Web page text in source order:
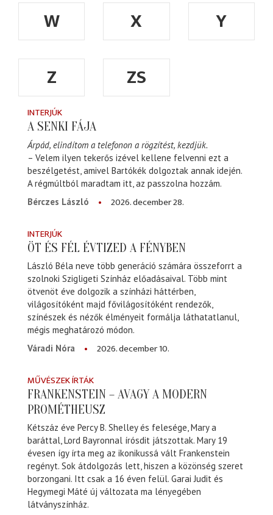
W
X
Y
Z
ZS
INTERJÚK
A SENKI FÁJA
Árpád, elindítom a telefonon a rögzítést, kezdjük.
– Velem ilyen tekerős izével kellene felvenni ezt a
beszélgetést, amivel Bartókék dolgoztak annak idején.
A régmúltból maradtam itt, az passzolna hozzám.
Bérczes László
2026. december 28.
INTERJÚK
ÖT ÉS FÉL ÉVTIZED A FÉNYBEN
László Béla neve több generáció számára összeforrt a
szolnoki Szigligeti Színház előadásaival. Több mint
ötvenöt éve dolgozik a színházi háttérben,
világosítóként majd fővilágosítóként rendezők,
színészek és nézők élményeit formálja láthatatlanul,
mégis meghatározó módon.
Váradi Nóra
2026. december 10.
MŰVÉSZEK ÍRTÁK
FRANKENSTEIN – AVAGY A MODERN
PROMÉTHEUSZ
Kétszáz éve Percy B. Shelley és felesége, Mary a
baráttal, Lord Bayronnal írósdit játszottak. Mary 19
évesen így írta meg az ikonikussá vált Frankenstein
regényt. Sok átdolgozás lett, hiszen a közönség szeret
borzongani. Itt csak a 16 éven felül. Garai Judit és
Hegymegi Máté új változata ma lényegében
látványszínház.